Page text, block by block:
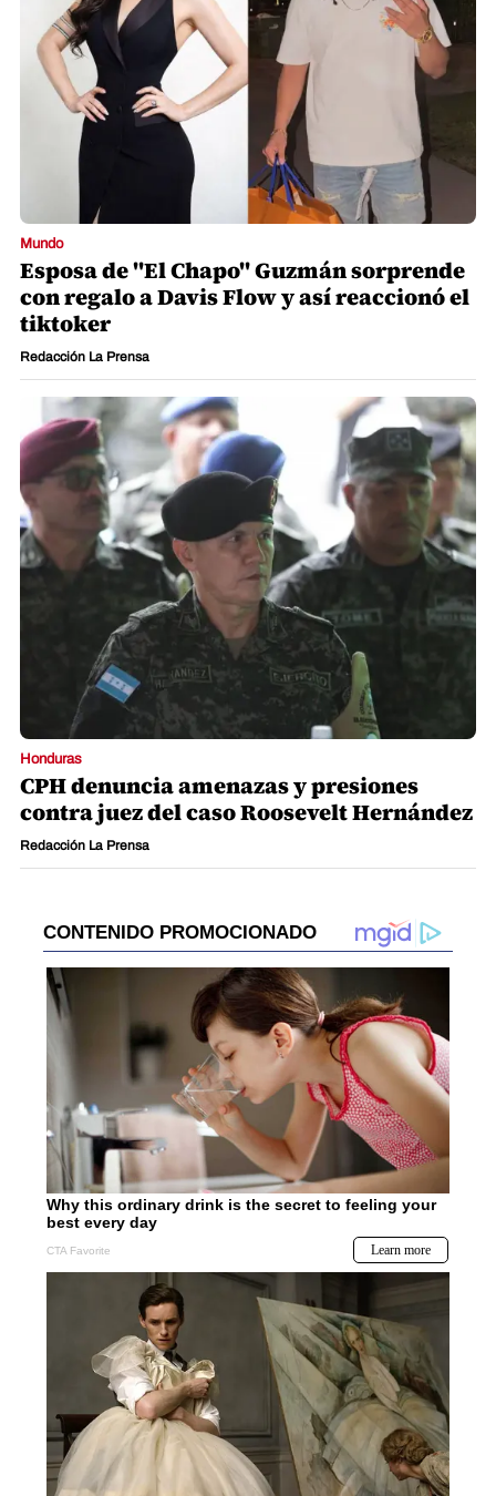
Mundo
Esposa de "El Chapo" Guzmán sorprende
con regalo a Davis Flow y así reaccionó el
tiktoker
Redacción La Prensa
Honduras
CPH denuncia amenazas y presiones
contra juez del caso Roosevelt Hernández
Redacción La Prensa